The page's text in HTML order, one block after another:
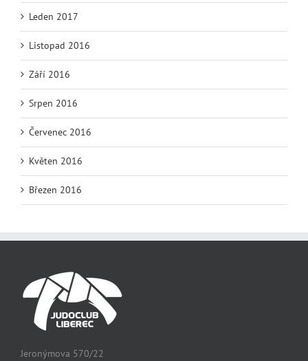
Leden 2017
Listopad 2016
Září 2016
Srpen 2016
Červenec 2016
Květen 2016
Březen 2016
Jeronýmova 570/22